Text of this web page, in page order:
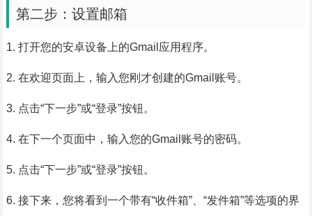
第二步：设置邮箱
1. 打开您的安卓设备上的Gmail应用程序。
2. 在欢迎页面上，输入您刚才创建的Gmail账号。
3. 点击“下一步”或“登录”按钮。
4. 在下一个页面中，输入您的Gmail账号的密码。
5. 点击“下一步”或“登录”按钮。
6. 接下来，您将看到一个带有“收件箱”、“发件箱”等选项的界